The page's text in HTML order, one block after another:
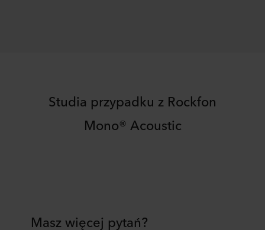
Studia przypadku z Rockfon
Mono® Acoustic
Masz więcej pytań?